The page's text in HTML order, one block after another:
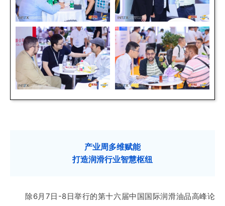
产业周多维赋能
打造润滑行业智慧枢纽
除6月7日-8日举行的第十六届中国国际润滑油品高峰论